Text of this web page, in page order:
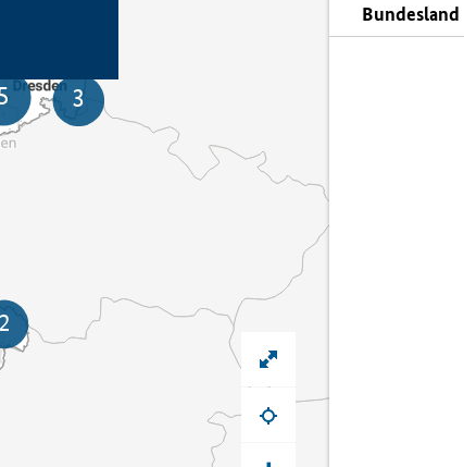
Bundesland